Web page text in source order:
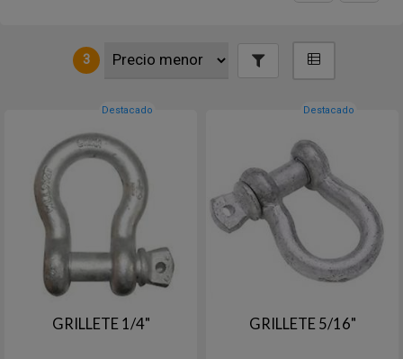
3
Destacado
GRILLETE 1/4"
Destacado
GRILLETE 5/16"